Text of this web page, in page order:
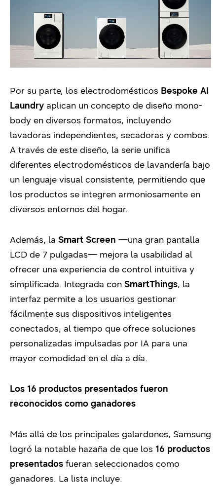
Por su parte, los electrodomésticos Bespoke AI
Laundry aplican un concepto de diseño mono-
body en diversos formatos, incluyendo
lavadoras independientes, secadoras y combos.
A través de este diseño, la serie unifica
diferentes electrodomésticos de lavandería bajo
un lenguaje visual consistente, permitiendo que
los productos se integren armoniosamente en
diversos entornos del hogar.
Además, la Smart Screen —una gran pantalla
LCD de 7 pulgadas— mejora la usabilidad al
ofrecer una experiencia de control intuitiva y
simplificada. Integrada con SmartThings, la
interfaz permite a los usuarios gestionar
fácilmente sus dispositivos inteligentes
conectados, al tiempo que ofrece soluciones
personalizadas impulsadas por IA para una
mayor comodidad en el día a día.
Los 16 productos presentados fueron
reconocidos como ganadores
Más allá de los principales galardones, Samsung
logró la notable hazaña de que los 16 productos
presentados fueran seleccionados como
ganadores. La lista incluye: